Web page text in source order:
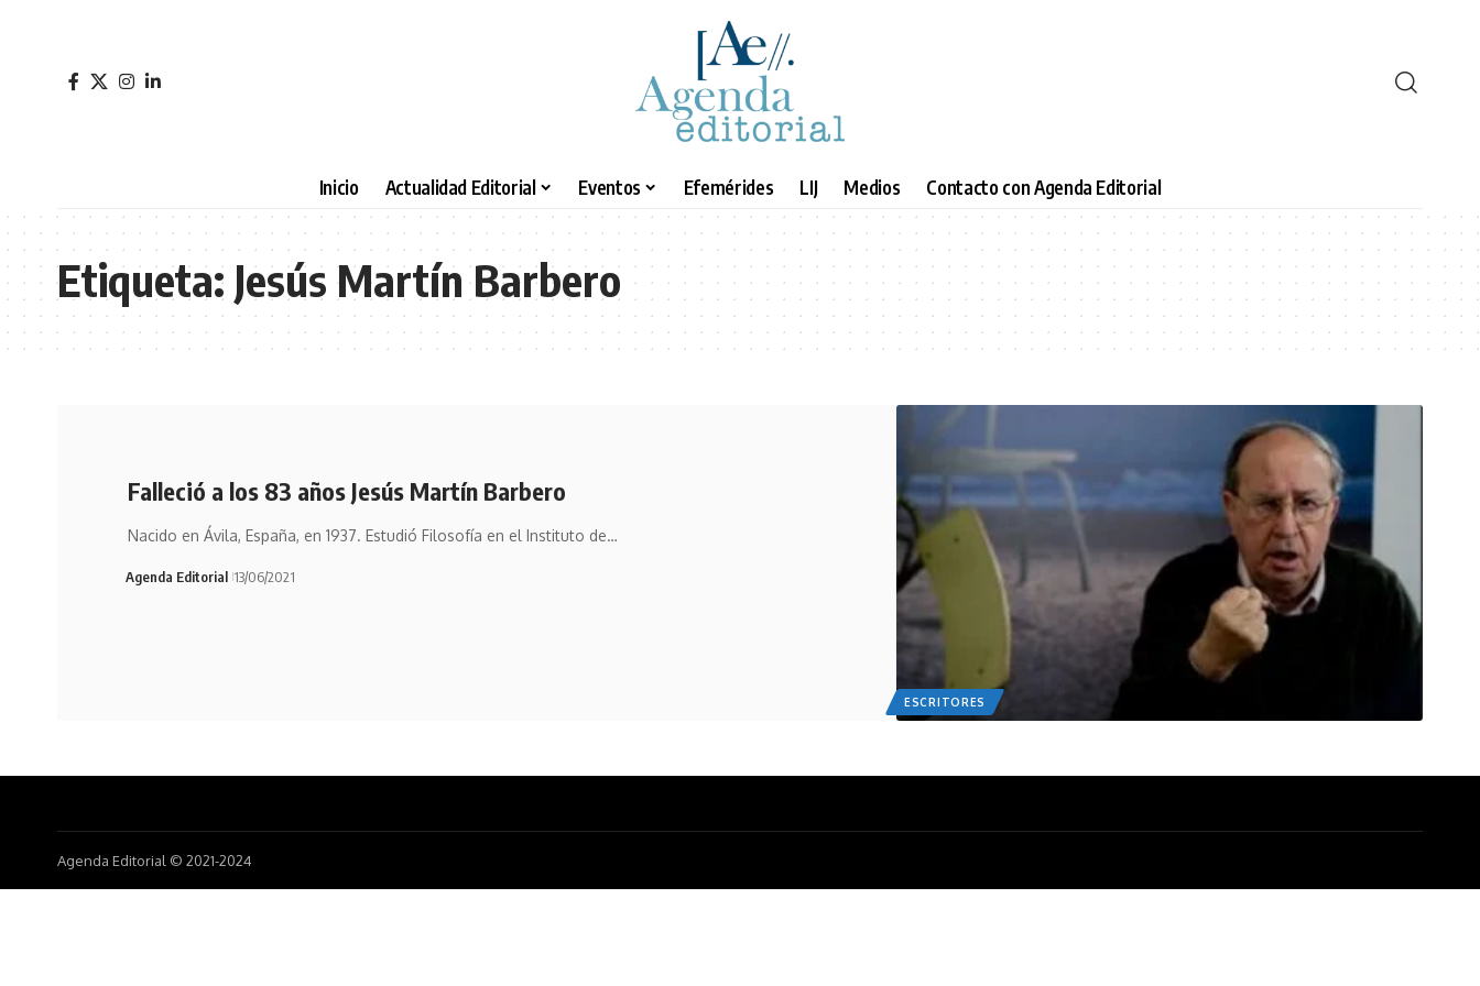
Inicio Actualidad Editorial Eventos Efemérides LIJ Medios Contacto con Agenda Editorial
Etiqueta: Jesús Martín Barbero
ESCRITORES
Falleció a los 83 años Jesús Martín Barbero
Nacido en Ávila, España, en 1937. Estudió Filosofía en el Instituto de…
Agenda Editorial 13/06/2021
Agenda Editorial © 2021-2024